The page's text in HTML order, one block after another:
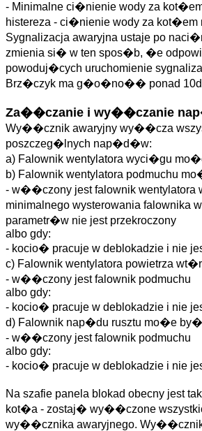
- Minimalne ci�nienie wody za
histereza - ci�nienie wody za
Sygnalizacja awaryjna ustaje po
zmienia si� w ten spos�b, �e
powoduj�cych uruchomienie
Brz�czyk ma g�o�no�� ponad
Za��czanie i wy��czanie
Wy��cznik awaryjny wy��cza
poszczeg�lnych nap�d�w:
a) Falownik wentylatora wyci�gu
b) Falownik wentylatora podmuchu
- w��czony jest falownik
minimalnego wysterowania falownika
parametr�w nie jest przekroczony
albo gdy:
- kocio� pracuje w deblokadzie i nie
c) Falownik wentylatora powietrza
- w��czony jest falownik podmuchu
albo gdy:
- kocio� pracuje w deblokadzie i nie
d) Falownik nap�du rusztu mo�e
- w��czony jest falownik podmuchu
albo gdy:
- kocio� pracuje w deblokadzie i nie
Na szafie panela blokad obecny
kot�a - zostaj� wy��czone
wy��cznika awaryjnego.